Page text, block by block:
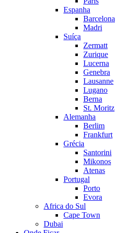
Espanha
Barcelona
Madri
Suíça
Zermatt
Zurique
Lucerna
Genebra
Lausanne
Lugano
Berna
St. Moritz
Alemanha
Berlim
Frankfurt
Grécia
Santorini
Mikonos
Atenas
Portugal
Porto
Evora
Africa do Sul
Cape Town
Dubai